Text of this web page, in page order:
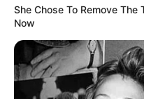
Républicain-Lorrain : 7
Paris-Courses.com : 2 –
Paris-Turf : 2 – 3 – 7 –
She Chose To Remove
Now